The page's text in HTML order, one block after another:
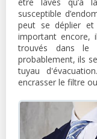
susceptible
peut se déplier et
important encore,
trouvés dans le
probablement, ils
tuyau
encrasser le filtre